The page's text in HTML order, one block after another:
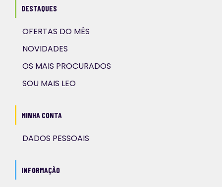
DESTAQUES
OFERTAS DO MÊS
NOVIDADES
OS MAIS PROCURADOS
SOU MAIS LEO
MINHA CONTA
DADOS PESSOAIS
INFORMAÇÃO